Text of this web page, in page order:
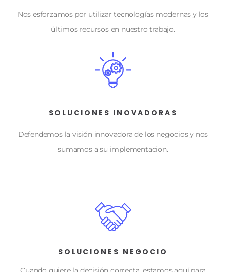
SOLUCIONES INOVADORAS
Defendemos la visión innovadora de los negocios y nos
sumamos a su implementacion.
Nos esforzamos por utilizar tecnologías modernas y los
últimos recursos en nuestro trabajo.
SOLUCIONES NEGOCIO